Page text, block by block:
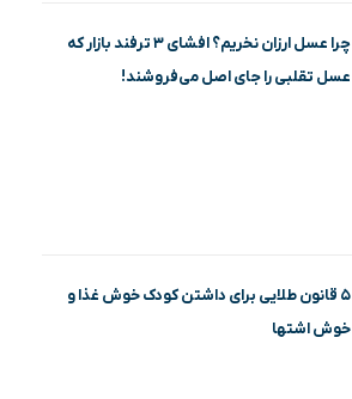
چرا عسل ارزان نخریم؟ افشای ۳ ترفند بازار که
عسل تقلبی را جای اصل می‌فروشند!
۵ قانون طلایی برای داشتن کودک خوش غذا و
خوش اشتها